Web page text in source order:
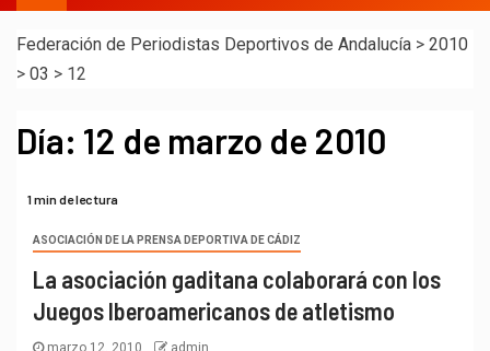
Federación de Periodistas Deportivos de Andalucía > 2010
> 03 > 12
Día: 12 de marzo de 2010
1 min de lectura
ASOCIACIÓN DE LA PRENSA DEPORTIVA DE CÁDIZ
La asociación gaditana colaborará con los
Juegos Iberoamericanos de atletismo
marzo 12, 2010 admin